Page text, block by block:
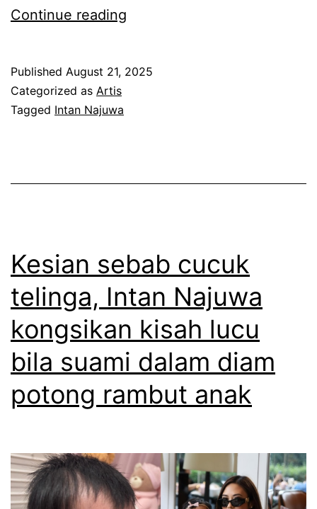
k
n
s
e
m
p
e
h
a
Continue reading
p
m
a
c
a
m
o
c
h
Published August 21, 2025
Categorized as Artis
Tagged Intan Najuwa
Kesian sebab cucuk
telinga, Intan Najuwa
kongsikan kisah lucu
bila suami dalam diam
potong rambut anak